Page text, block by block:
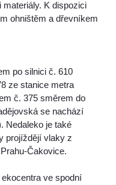
K dispozici
ohništěm a dřevníkem
po silnici č. 610
ze stanice metra
č. 375 směrem do
se nachází
Nedaleko je také
projíždějí vlaky z
Čakovice.
ve spodní